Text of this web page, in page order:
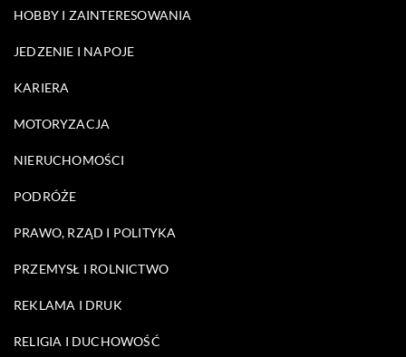
HOBBY I ZAINTERESOWANIA
JEDZENIE I NAPOJE
KARIERA
MOTORYZACJA
NIERUCHOMOŚCI
PODRÓŻE
PRAWO, RZĄD I POLITYKA
PRZEMYSŁ I ROLNICTWO
REKLAMA I DRUK
RELIGIA I DUCHOWOŚĆ